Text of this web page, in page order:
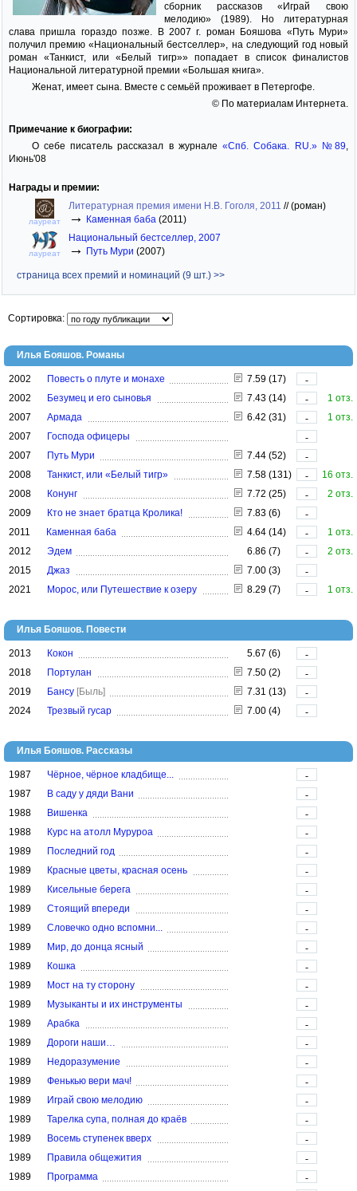
сборник рассказов «Играй свою
мелодию» (1989). Но литературная
слава пришла гораздо позже. В 2007 г. роман Бояшова «Путь Мури»
получил премию «Национальный бестселлер», на следующий год новый
роман «Танкист, или «Белый тигр»» попадает в список финалистов
Национальной литературной премии «Большая книга».
Женат, имеет сына. Вместе с семьёй проживает в Петергофе.
© По материалам Интернета.
Примечание к биографии:
О себе писатель рассказал в журнале«Спб. Собака. RU.» №89,
Июнь'08
Награды и премии:
лауреат
Литературная премия имени Н.В. Гоголя, 2011 //(роман)
→ Каменная баба (2011)
лауреат
Национальный бестселлер, 2007
→ Путь Мури (2007)
страница всех премий и номинаций (9 шт.) >>
Сортировка:
Илья Бояшов. Романы
2002 Повесть о плуте и монахе 7.59 (17)
-
2002
Безумец и его сыновья 7.43 (14) -
1 отз.
2007
Армада 6.42 (31) -
1 отз.
2007
Господа офицеры
-
2007
Путь Мури 7.44 (52)
-
2008
Танкист, или «Белый тигр» 7.58 (131) -
16 отз.
2008
Конунг 7.72 (25) -
2 отз.
2009
Кто не знает братца Кролика! 7.83 (6)
-
2011
Каменная баба 4.64 (14) -
1 отз.
2012
Эдем 6.86 (7) -
2 отз.
2015
Джаз 7.00 (3)
-
2021
Морос, или Путешествие к озеру 8.29 (7) - 1 отз.
Илья Бояшов. Повести
2013 Кокон 5.67 (6)
-
2018
Портулан 7.50 (2)
-
2019
Бансу [Быль] 7.31 (13)
-
2024
Трезвый гусар 7.00 (4) -
Илья Бояшов. Рассказы
1987 Чёрное, чёрное кладбище...
-
1987
В саду у дяди Вани
-
1988
Вишенка
-
1988
Курс на атолл Муруроа
-
1989
Последний год
-
1989
Красные цветы, красная осень
-
1989
Кисельные берега
-
1989
Стоящий впереди
-
1989
Словечко одно вспомни...
-
1989
Мир, до донца ясный
-
1989
Кошка
-
1989
Мост на ту сторону
-
1989
Музыканты и их инструменты
-
1989
Арабка
-
1989
Дороги наши…
-
1989
Недоразумение
-
1989
Фенькью вери мач!
-
1989
Играй свою мелодию
-
1989
Тарелка супа, полная до краёв
-
1989
Восемь ступенек вверх
-
1989
Правила общежития
-
1989
Программа
-